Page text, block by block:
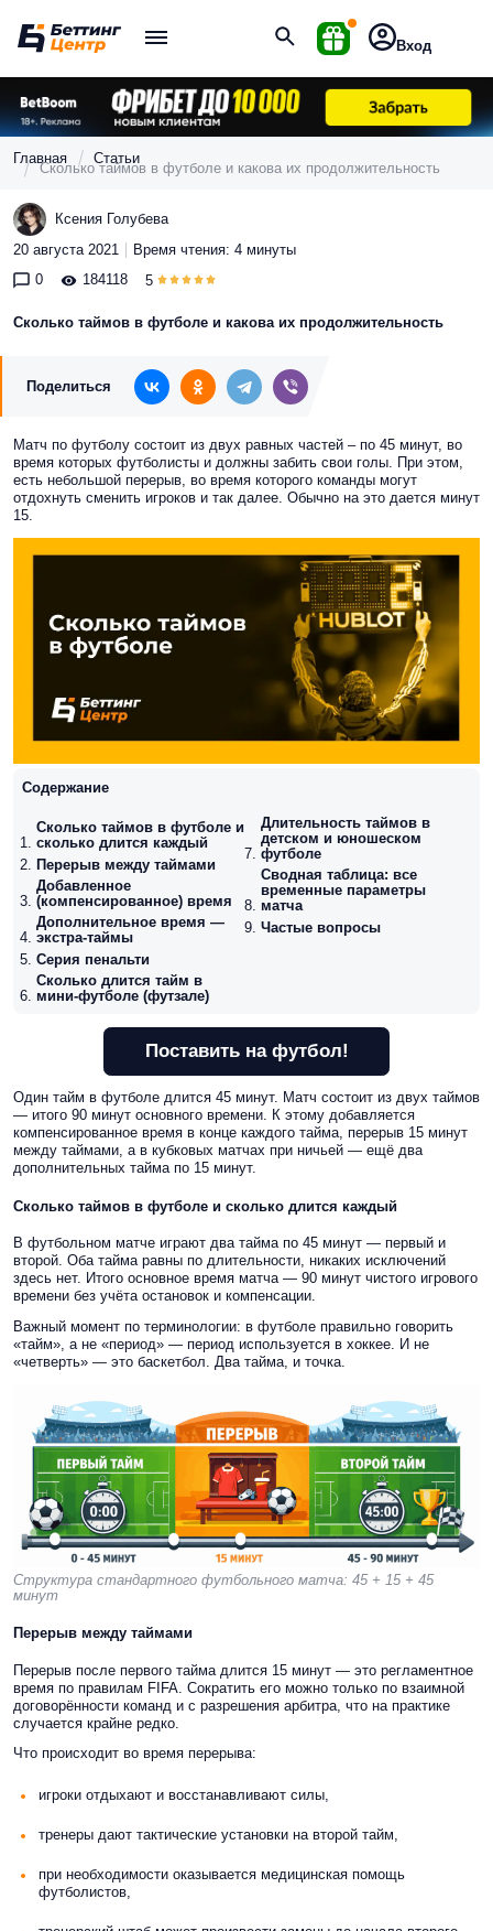
Вход
Главная Статьи
Сколько таймов в футболе и какова их продолжительность
Ксения Голубева
20 августа 2021
Время чтения: 4 минуты
0
184118 5
Сколько таймов в футболе и какова их продолжительность
Поделиться
Матч по футболу состоит из двух равных частей – по 45 минут, во
время которых футболисты и должны забить свои голы. При этом,
есть небольшой перерыв, во время которого команды могут
отдохнуть сменить игроков и так далее. Обычно на это дается минут
15.
Содержание
Сколько таймов в футболе и
сколько длится каждый
Перерыв между таймами
Добавленное
(компенсированное) время
Дополнительное время —
экстра-таймы
Серия пенальти
Сколько длится тайм в
мини-футболе (футзале)
Длительность таймов в
детском и юношеском
футболе
Сводная таблица: все
временные параметры
матча
Частые вопросы
Поставить на футбол!
Один тайм в футболе длится 45 минут. Матч состоит из двух таймов
— итого 90 минут основного времени. К этому добавляется
компенсированное время в конце каждого тайма, перерыв 15 минут
между таймами, а в кубковых матчах при ничьей — ещё два
дополнительных тайма по 15 минут.
Сколько таймов в футболе и сколько длится каждый
В футбольном матче играют два тайма по 45 минут — первый и
второй. Оба тайма равны по длительности, никаких исключений
здесь нет. Итого основное время матча — 90 минут чистого игрового
времени без учёта остановок и компенсации.
Важный момент по терминологии: в футболе правильно говорить
«тайм», а не «период» — период используется в хоккее. И не
«четверть» — это баскетбол. Два тайма, и точка.
Структура стандартного футбольного матча: 45 + 15 + 45
минут
Перерыв между таймами
Перерыв после первого тайма длится 15 минут — это регламентное
время по правилам FIFA. Сократить его можно только по взаимной
договорённости команд и с разрешения арбитра, что на практике
случается крайне редко.
Что происходит во время перерыва:
игроки отдыхают и восстанавливают силы,
тренеры дают тактические установки на второй тайм,
при необходимости оказывается медицинская помощь
футболистов,